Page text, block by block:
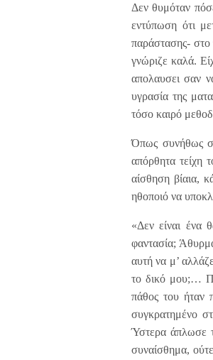
Δεν θυμόταν
εντύπωση ότι
παράστασης-
γνώριζε καλά.
απολαυσει σαν
υγρασία της
τόσο καιρό
Όπως συνήθως
απόρθητα τείχη
αίσθηση βίαια,
ηθοποιό να
«Δεν είναι ένα
φαντασία;
αυτή να μ’
το δικό μου;…
πάθος του ήταν
συγκρατημένο
Ύστερα άπλωσε
συναίσθημα,